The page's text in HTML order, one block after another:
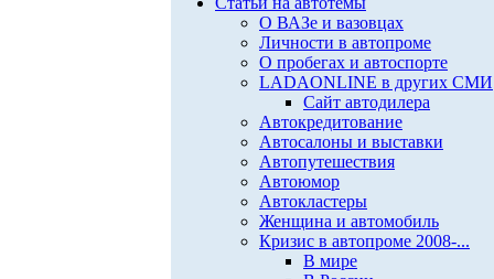
О ВАЗе и вазовцах
Личности в автопроме
О пробегах и автоспорте
LADAONLINE в других СМИ
Сайт автодилера
Автокредитование
Автосалоны и выставки
Автопутешествия
Автоюмор
Автокластеры
Женщина и автомобиль
Кризис в автопроме 2008-...
В мире